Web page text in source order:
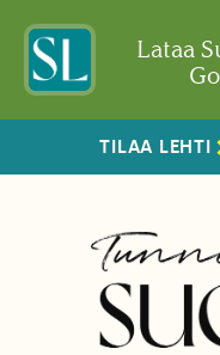
Lataa
TILAA LEHTI